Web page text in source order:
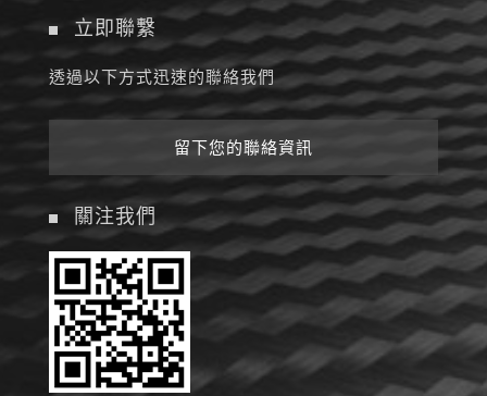
立即聯繫
透過以下方式迅速的聯絡我們
留下您的聯絡資訊
關注我們